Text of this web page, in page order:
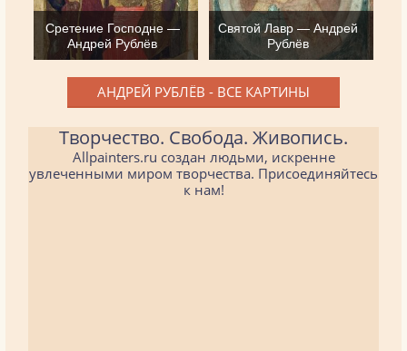
Сретение Господне —
Андрей Рублёв
Святой Лавр — Андрей
Рублёв
АНДРЕЙ РУБЛЁВ - ВСЕ КАРТИНЫ
Творчество. Свобода. Живопись.
Allpainters.ru создан людьми, искренне
увлеченными миром творчества. Присоединяйтесь
к нам!